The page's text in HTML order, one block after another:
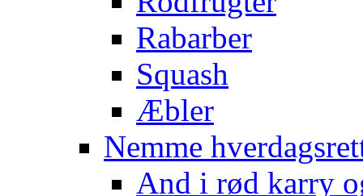
Rabarber
Squash
Æbler
Nemme
And i rød karry